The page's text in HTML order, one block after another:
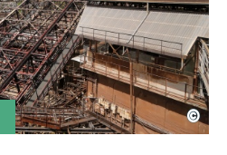
Völklinger Hütte mit
Völklinger Hütte | Karl
©